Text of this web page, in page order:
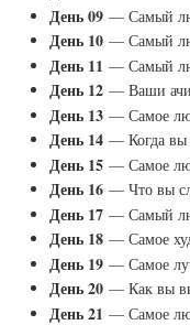
День 09 — Самый
День 10 — Самый
День 11 — Самый
День 12 — Ваши
День 13 — Самое
День 14 — Когда вы
День 15 — Самое
День 16 — Что вы
День 17 — Самый
День 18 — Самое
День 19 — Самое
День 20 — Как вы
День 21 — Самое